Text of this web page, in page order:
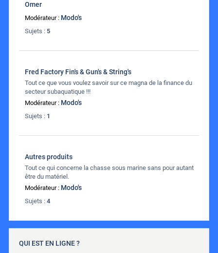
Omer
Modérateur : Modo's
Sujets : 5
Fred Factory Fin's & Gun's & String's
Tout ce que vous voulez savoir sur ce magna de la finance du
secteur subaquatique !!!
Modérateur : Modo's
Sujets : 1
Autres produits
Tout ce qui concerne la chasse sous marine sans pour autant
être du matériel.
Modérateur : Modo's
Sujets : 4
QUI EST EN LIGNE ?